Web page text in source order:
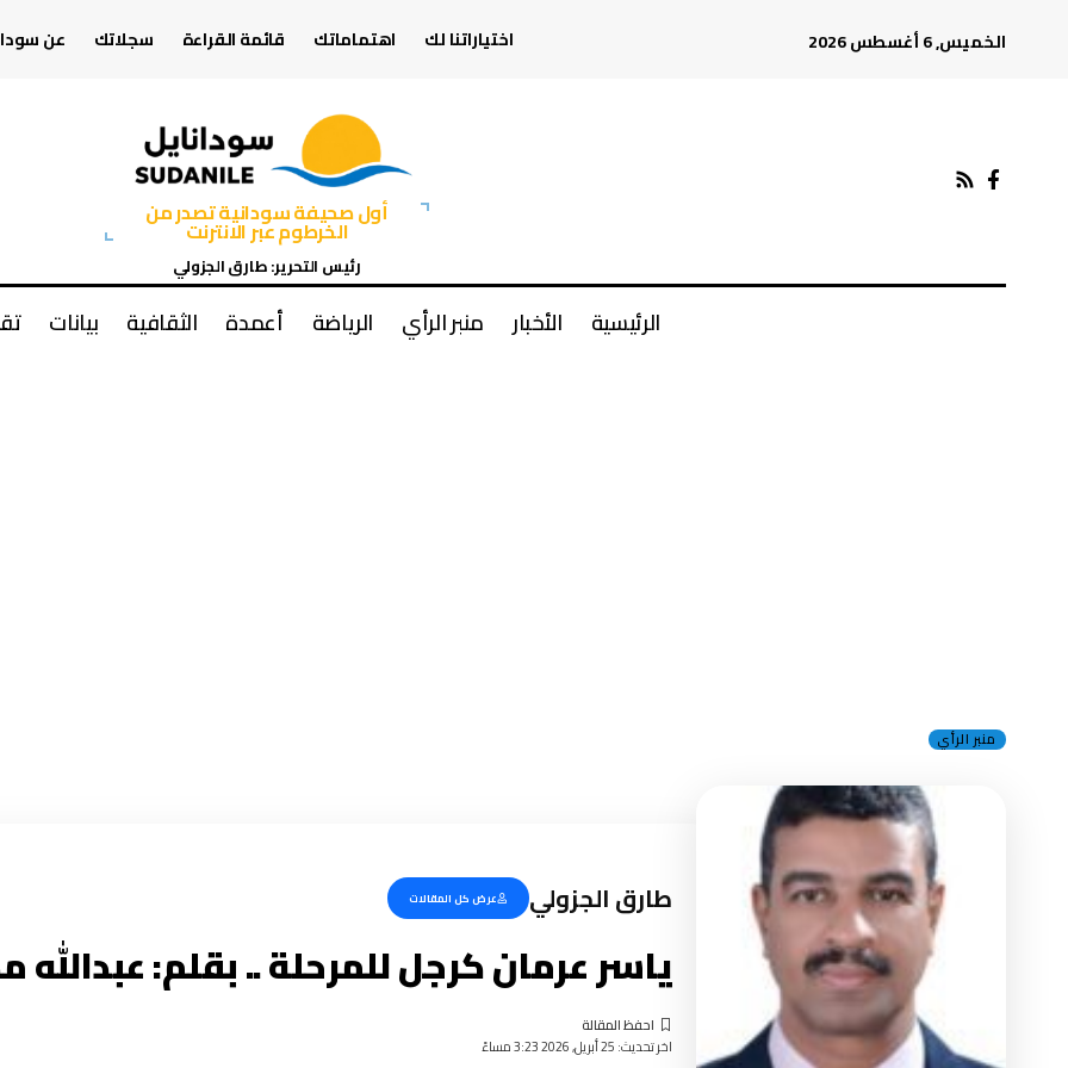
الخميس, 6 أغسطس 2026 اختياراتنا لك اهتماماتك قائمة القراءة سجلاتك عن
أول صحيفة سودانية تصدر من
الخرطوم عبر الانترنت
رئيس التحرير: طارق الجزولي
الرئيسية الأخبار منبر الرأي الرياضة أعمدة الثقافية بيانات
منبر الرأي
طارق الجزولي عرض كل المقالات
ياسر عرمان كرجل للمرحلة .. بقلم:
اخر تحديث: 25 أبريل, 2026 3:23 مساءً